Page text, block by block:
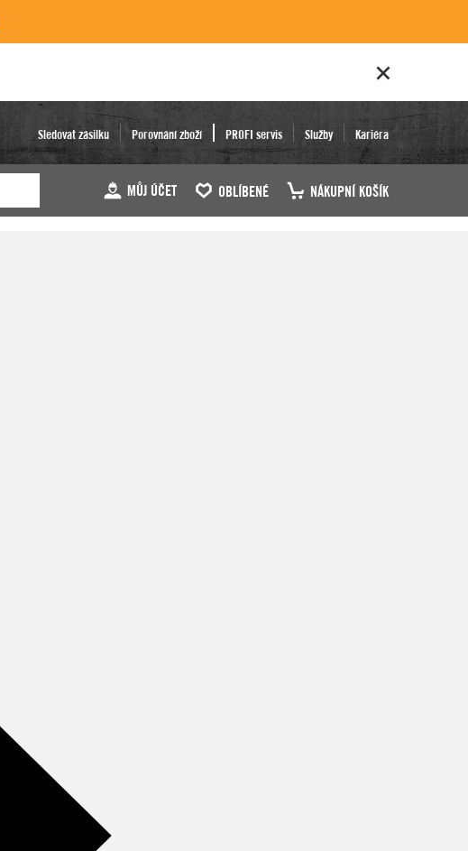
Sledovat zásilku Porovnání zboží PROFI servis Služby Kariéra
MŮJ ÚČET OBLÍBENÉ NÁKUPNÍ KOŠÍK